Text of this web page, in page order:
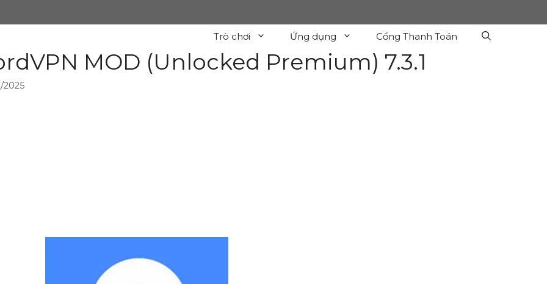
Trò chơi Ứng dụng Cổng Thanh Toán
MOD (Unlocked Premium) 7.3.1
2025